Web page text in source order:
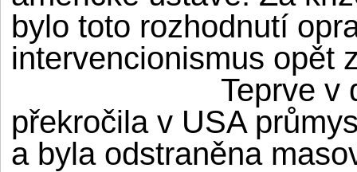
bylo toto rozhodnutí
intervencionismus opět
Teprve v
překročila v USA
a byla odstraněna